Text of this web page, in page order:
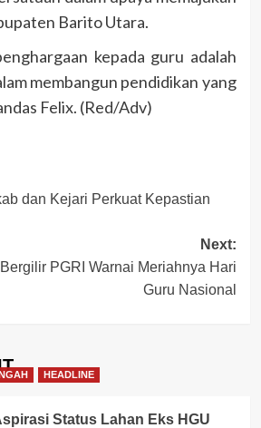
Barito Utara.
kepada guru adalah
membangun pendidikan yang
Felix. (Red/Adv)
dan Kejari Perkuat Kepastian
Next:
PGRI Warnai Meriahnya Hari
Guru Nasional
HEADLINE
Status Lahan Eks HGU